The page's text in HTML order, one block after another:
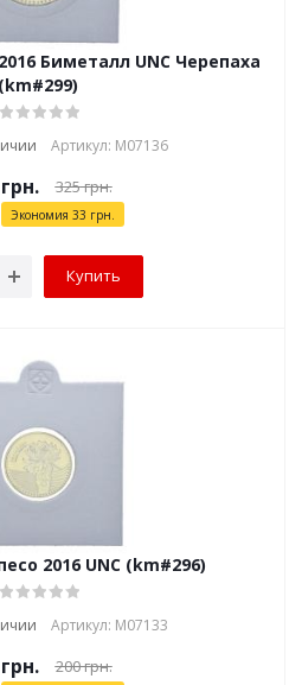
Биметалл UNC Черепаха
(km#299)
Артикул: М07136
325грн.
Экономия 33 грн.
Купить
2016 UNC (km#296)
Артикул: М07133
200грн.